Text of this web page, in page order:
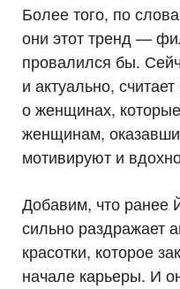
Более того, по
они этот тренд —
провалился бы.
и актуально,
о женщинах,
женщинам,
мотивируют и
Добавим, что ранее
сильно раздражает
красотки, которое
начале карьеры. И